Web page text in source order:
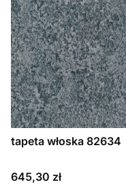
tapeta włoska 82634
Cena
645,30 zł